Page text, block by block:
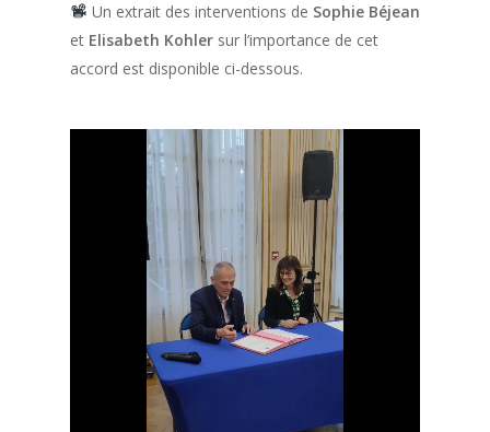
Un extrait des interventions de Sophie Béjean
et Elisabeth Kohler sur l’importance de cet
accord est disponible ci-dessous.